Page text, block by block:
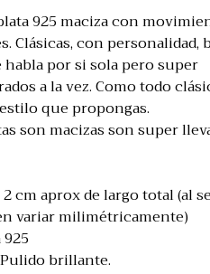
925 maciza con
Clásicas, con personalidad,
por si sola pero super
a la vez. Como todo
que propongas.
son macizas son super
cm aprox de largo total (al
variar milimétricamente)
brillante.